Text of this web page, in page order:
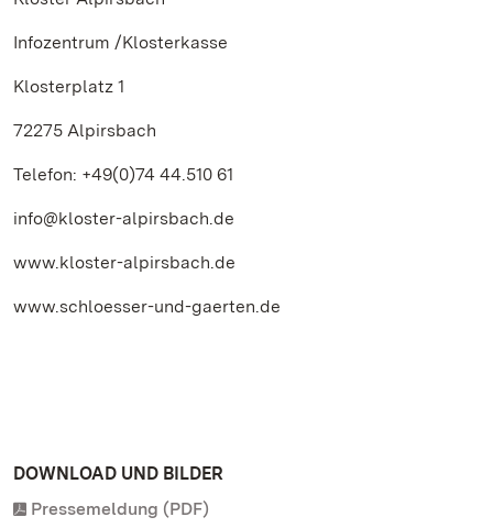
Infozentrum /Klosterkasse
Klosterplatz 1
72275 Alpirsbach
Telefon: +49(0)74 44.510 61
info@kloster-alpirsbach.de
www.kloster-alpirsbach.de
www.schloesser-und-gaerten.de
DOWNLOAD UND BILDER
Pressemeldung (PDF)